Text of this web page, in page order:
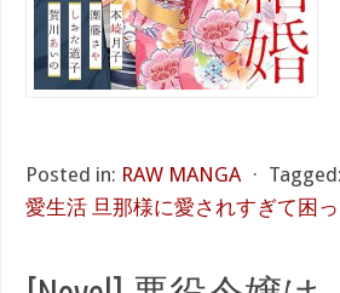
Posted in: RAW MANGA ⋅ Tagged:
愛生活 旦那様に愛されすぎて困っ